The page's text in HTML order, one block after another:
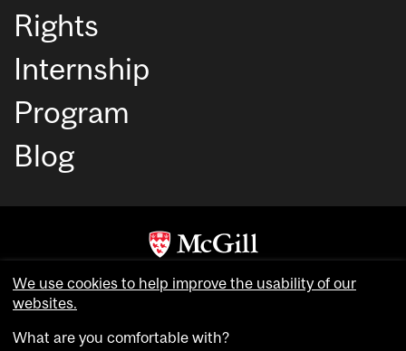
Rights
Internship
Program
Blog
Copyright © McGill University. All rights reserved.
We use cookies to help improve the usability of our
websites.
What are you comfortable with?